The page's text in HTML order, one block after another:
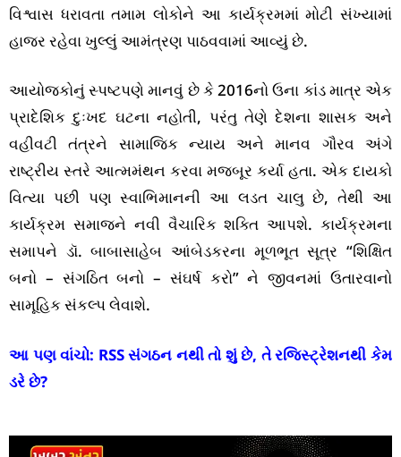
વિશ્વાસ ધરાવતા તમામ લોકોને આ કાર્યક્રમમાં મોટી સંખ્યામાં
હાજર રહેવા ખુલ્લું આમંત્રણ પાઠવવામાં આવ્યું છે.
આયોજકોનું સ્પષ્ટપણે માનવું છે કે 2016નો ઉના કાંડ માત્ર એક
પ્રાદેશિક દુઃખદ ઘટના નહોતી, પરંતુ તેણે દેશના શાસક અને
વહીવટી તંત્રને સામાજિક ન્યાય અને માનવ ગૌરવ અંગે
રાષ્ટ્રીય સ્તરે આત્મમંથન કરવા મજબૂર કર્યા હતા. એક દાયકો
વિત્યા પછી પણ સ્વાભિમાનની આ લડત ચાલુ છે, તેથી આ
કાર્યક્રમ સમાજને નવી વૈચારિક શક્તિ આપશે. કાર્યક્રમના
સમાપને ડૉ. બાબાસાહેબ આંબેડકરના મૂળભૂત સૂત્ર “શિક્ષિત
બનો – સંગઠિત બનો – સંઘર્ષ કરો” ને જીવનમાં ઉતારવાનો
સામૂહિક સંકલ્પ લેવાશે.
આ પણ વાંચો: RSS સંગઠન નથી તો શું છે, તે રજિસ્ટ્રેશનથી કેમ
ડરે છે?